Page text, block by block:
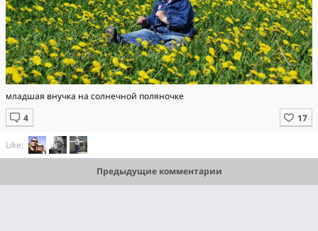
младшая внучка на солнечной поляночке
Like:
Предыдущие комментарии